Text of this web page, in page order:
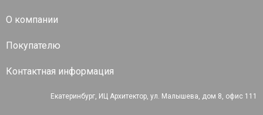
О компании
Покупателю
Контактная информация
Екатеринбург, ИЦ Архитектор, ул. Малышева, дом 8, офис 111